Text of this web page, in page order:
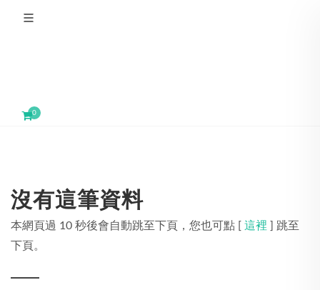
0
沒有這筆資料
本網頁過 10 秒後會自動跳至下頁，您也可點 [ 這裡 ] 跳至
下頁。